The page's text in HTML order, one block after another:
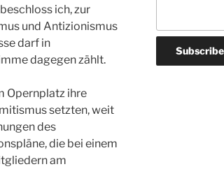
ich, zur
und Antizionismus
darf in
dagegen zählt.
Opernplatz ihre
setzten, weit
des
die bei einem
am